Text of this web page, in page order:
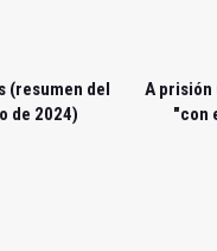
(resumen del
de 2024)
A prisión
"con